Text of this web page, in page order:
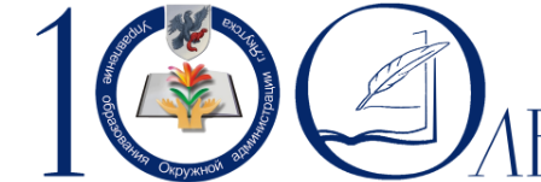
Перейти к основному содержанию
Skip to search